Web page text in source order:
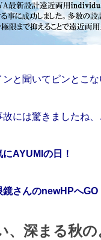
と聞いてピンとこ
には驚きましたね
にAYUMIの日！
鏡さんのnewHPへGO
、深まる秋の